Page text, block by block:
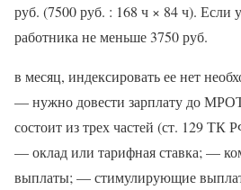
руб. (7500 руб. : 168 ч × 84 ч). Если
работника не меньше 3750 руб.
в месяц, индексировать ее нет
— нужно довести зарплату до
состоит из трех частей (ст. 129 ТК
— оклад или тарифная ставка; —
выплаты; — стимулирующие